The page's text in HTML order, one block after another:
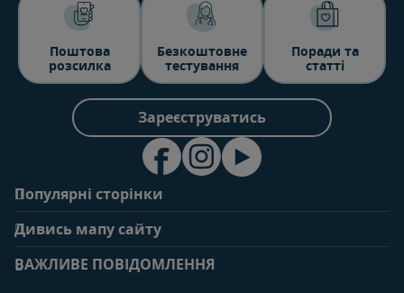
Поштова
розсилка
Безкоштовне
тестування
Поради та
статті
Зареєструватись
Популярні сторінки
Поширені запитання
Особистий кабінет
Дивись мапу сайту
Статті
Статті
ВАЖЛИВЕ ПОВІДОМЛЕННЯ